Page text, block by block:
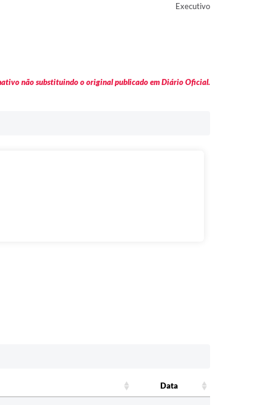
Executivo
não substituindo o original publicado em Diário Oficial.
Data